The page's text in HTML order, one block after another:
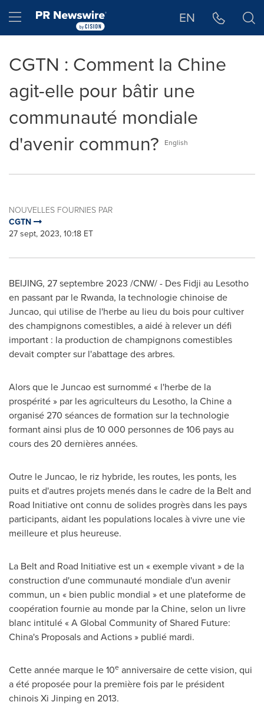
Hamburger menu EN
CGTN : Comment la Chine
agit-elle pour bâtir une
communauté mondiale
d'avenir commun?
English
NOUVELLES FOURNIES PAR
CGTN
27 sept, 2023, 10:18 ET
BEIJING, 27 septembre 2023 /CNW/ - Des Fidji au Lesotho
en passant par le Rwanda, la technologie chinoise de
Juncao, qui utilise de l'herbe au lieu du bois pour cultiver
des champignons comestibles, a aidé à relever un défi
important : la production de champignons comestibles
devait compter sur l'abattage des arbres.
Alors que le Juncao est surnommé « l'herbe de la
prospérité » par les agriculteurs du Lesotho, la Chine a
organisé 270 séances de formation sur la technologie
formant ainsi plus de 10 000 personnes de 106 pays au
cours des 20 dernières années.
Outre le Juncao, le riz hybride, les routes, les ponts, les
puits et d'autres projets menés dans le cadre de la Belt and
Road Initiative ont connu de solides progrès dans les pays
participants, aidant les populations locales à vivre une vie
meilleure et plus heureuse.
La Belt and Road Initiative est un « exemple vivant » de la
construction d'une communauté mondiale d'un avenir
commun, un « bien public mondial » et une plateforme de
coopération fournie au monde par la Chine, selon un livre
blanc intitulé « A Global Community of Shared Future:
China's Proposals and Actions » publié mardi.
Cette année marque le 10e anniversaire de cette vision, qui
a été proposée pour la première fois par le président
chinois Xi Jinping en 2013.